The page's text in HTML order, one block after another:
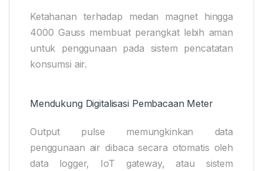
Ketahanan terhadap medan magnet hingga
4000 Gauss membuat perangkat lebih aman
untuk penggunaan pada sistem pencatatan
konsumsi air.
Mendukung Digitalisasi Pembacaan Meter
Output pulse memungkinkan data
penggunaan air dibaca secara otomatis oleh
data logger, IoT gateway, atau sistem